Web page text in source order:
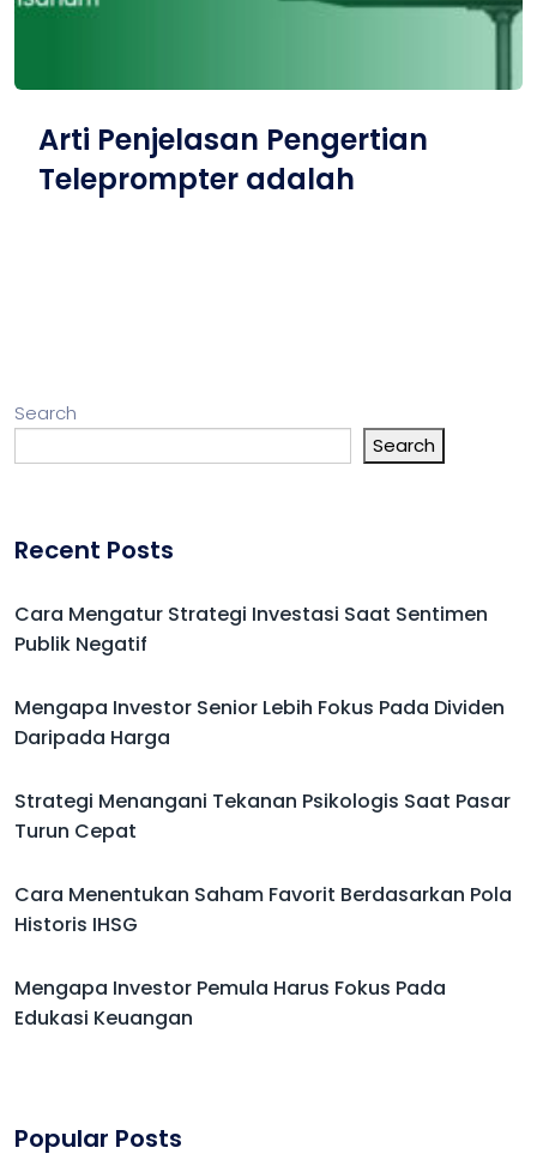
Arti Penjelasan Pengertian
Teleprompter adalah
Search
Search
Recent Posts
Cara Mengatur Strategi Investasi Saat Sentimen
Publik Negatif
Mengapa Investor Senior Lebih Fokus Pada Dividen
Daripada Harga
Strategi Menangani Tekanan Psikologis Saat Pasar
Turun Cepat
Cara Menentukan Saham Favorit Berdasarkan Pola
Historis IHSG
Mengapa Investor Pemula Harus Fokus Pada
Edukasi Keuangan
Popular Posts